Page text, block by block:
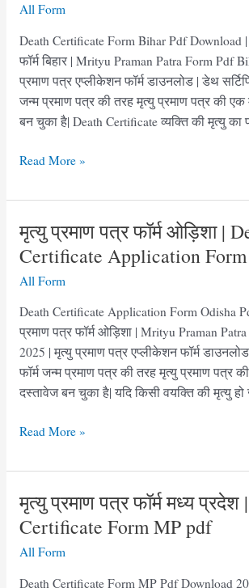
मृत्यु
पत्र
फॉर्म
उत्तराखंड
All Form
Death Certificate Form Bihar Pdf Download
फॉर्म बिहार | Mrityu Praman Patra Form Pdf
प्रमाण पत्र एप्लीकेशन फॉर्म डाउनलोड | डेथ
जन्म प्रमाण पत्र की तरह मृत्यु प्रमाण पत्र की एक
बन चुका है| Death Certificate व्यक्ति की मृत्यु का
मृत्यु
पत्र
बिहार
|
Death
Form
Bihar
Pdf
Read More »
मृत्यु प्रमाण पत्र फॉर्म ओड़िशा |
Certificate Application
All Form
Death Certificate Application Form Odisha
प्रमाण पत्र फॉर्म ओड़िशा | Mrityu Praman
2025 | मृत्यु प्रमाण पत्र एप्लीकेशन फॉर्म
फॉर्म जन्म प्रमाण पत्र की तरह मृत्यु प्रमाण पत्र
दस्तावेज बन चुका है| यदि किसी वयक्ति की मृत्यु हो
मृत्यु
पत्र
ओड़िशा
|
Death
Read More »
मृत्यु प्रमाण पत्र फॉर्म मध्य प्रदेश
Certificate Form MP pdf
All Form
Death Certificate Form MP Pdf Download